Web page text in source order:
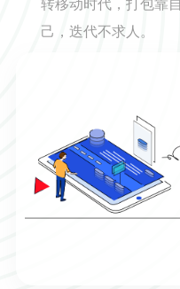
己，迭代不求人。